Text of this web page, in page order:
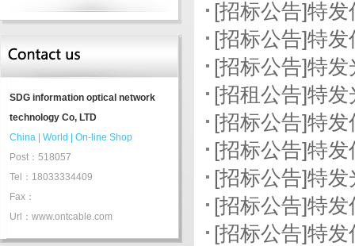
SDG information optical network
technology Co, LTD
China
World
On-line Shop
Post：518057
Tel：18033334409
Fax：
Url：www.ontcable.com
公告.
[招标公告]特
[招标公告]特
公告.
[招标公告]特
[招租公告]特
[招标公告]特
[招标公告]特
[招标公告]特
[招标公告]特
[招标公告]特